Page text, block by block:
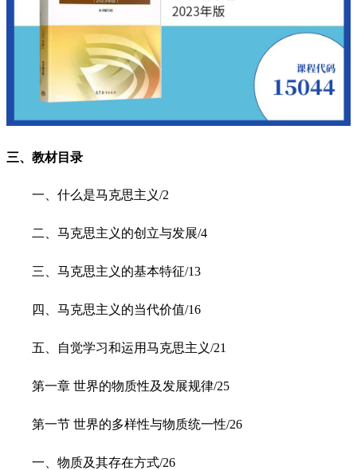
三、教材目录
一、什么是马克思主义/2
二、马克思主义的创立与发展/4
三、马克思主义的基本特征/13
四、马克思主义的当代价值/16
五、自觉学习和运用马克思主义/21
第一章 世界的物质性及发展规律/25
第一节 世界的多样性与物质统一性/26
一、物质及其存在方式/26